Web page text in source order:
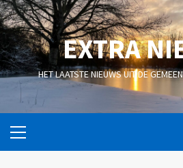
EXTRA
HET LAATSTE NIEUWS UIT DE